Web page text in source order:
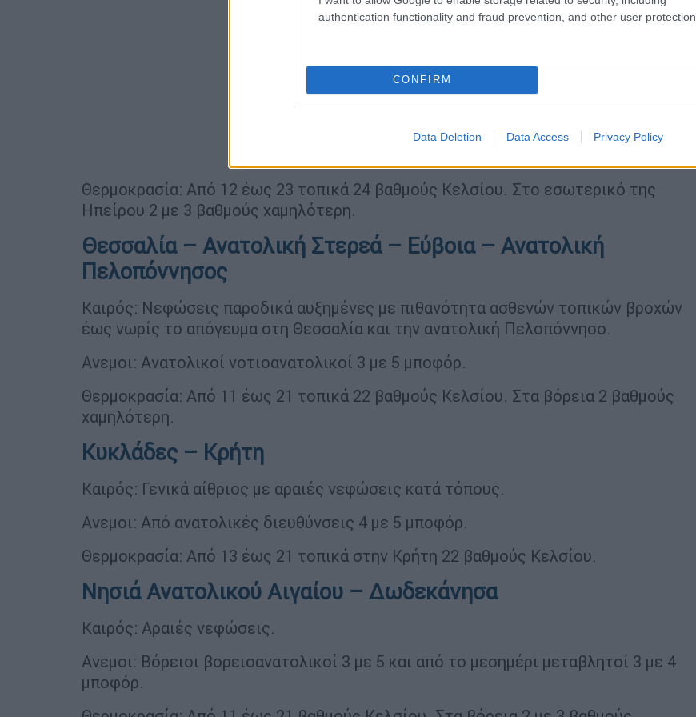
authentication functionality and fraud prevention, and other user protection.
CONFIRM
Data Deletion Data Access Privacy Policy
Θερμοκρασία: Από 12 έως 23 τοπικά 24 βαθμούς Κελσίου. Στο εσωτερικό της
Ηπείρου 2 με 3 βαθμούς χαμηλότερη.
Θεσσαλία – Ανατολική Στερεά – Εύβοια – Ανατολική
Πελοπόννησος
Καιρός: Νεφώσεις παροδικά αυξημένες με πιθανότητα ασθενών τοπικών βροχών
έως νωρίς το απόγευμα στη Θεσσαλία και την ανατολική Πελοπόννησο.
Ανεμοι: Ανατολικοί νοτιοανατολικοί 3 με 5 μποφόρ.
Θερμοκρασία: Από 11 έως 21 τοπικά 22 βαθμούς Κελσίου. Στα βόρεια 2 βαθμούς
χαμηλότερη.
Κυκλάδες – Κρήτη
Καιρός: Γενικά αίθριος με αραιές νεφώσεις κατά τόπους.
Ανεμοι: Από ανατολικές διευθύνσεις 4 με 5 μποφόρ.
Θερμοκρασία: Από 13 έως 21 τοπικά στην Κρήτη 22 βαθμούς Κελσίου.
Νησιά Ανατολικού Αιγαίου – Δωδεκάνησα
Καιρός: Αραιές νεφώσεις.
Ανεμοι: Βόρειοι βορειοανατολικοί 3 με 5 και από το μεσημέρι μεταβλητοί 3 με 4
μποφόρ.